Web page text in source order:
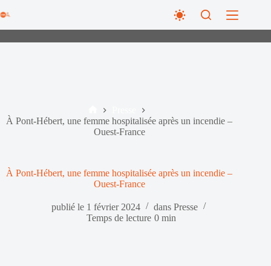
au
Accueil
À Pont-Hébert, une femme hospitalisée après un incendie –
Ouest-France
À Pont-Hébert, une femme hospitalisée après un incendie –
Ouest-France
publié le 1 février 2024 dans Presse
Temps de lecture 0 min